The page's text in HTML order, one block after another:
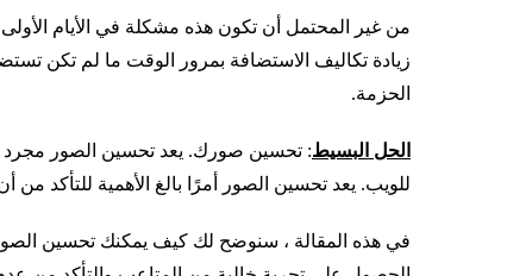
من غير المحتمل أن تكون هذه مشكلة في الأيام
زيادة تكاليف الاستضافة بمرور الوقت ما لم
الحزمة.
الحل البسيط: تحسين صورك. يعد تحسين الصور مجرد
للويب. يعد تحسين الصور أمرًا بالغ الأهمية للتأكد